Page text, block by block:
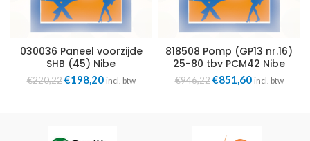
030036 Paneel voorzijde
SHB (45) Nibe
€220,22 Oorspronkelijke
€198,20Huidige
incl. btw
818508 Pomp (GP13 nr.16)
25-80 tbv PCM42 Nibe
€946,22 Oorspronkelijke
€851,60Huidige
incl. btw